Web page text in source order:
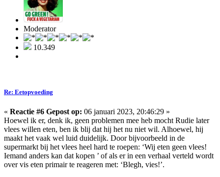
Moderator
10.349
Re: Eetopvoeding
« Reactie #6 Gepost op: 06 januari 2023, 20:46:29 »
Hoewel ik er, denk ik, geen problemen mee heb mocht Rudie later
vlees willen eten, ben ik blij dat hij het nu niet wil. Alhoewel, hij
maakt het vaak wel luid duidelijk. Door bijvoorbeeld in de
supermarkt bij het vlees heel hard te roepen: ‘Wij eten geen vlees!
Iemand anders kan dat kopen ’ of als er in een verhaal verteld wordt
over vis eten primair te reageren met: ‘Blegh, vies!’.